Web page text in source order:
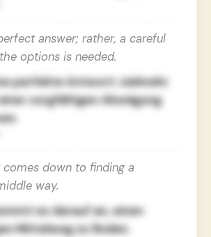
answer; rather, a careful
options is needed.
perfekte Antwort; vielmehr
sorgfältigen Abwägung
comes down to finding a
way.
es darauf an, einen
Mittelweg zu finden.